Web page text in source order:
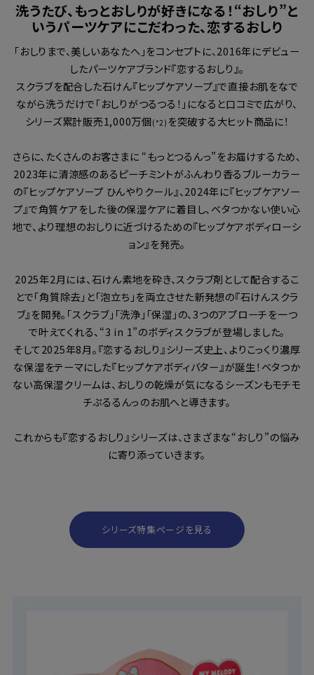
洗うたび、もっとおしりが好きになる！“おしり”と
いうパーツケアにこだわった、恋するおしり
「おしりまで、美しいあなたへ」をコンセプトに、2016年にデビュー
したパーツケアブランド『恋するおしり』。
スクラブを配合した石けん『ヒップケアソープ』で直接お肌をなで
ながら洗うだけで「おしりがつるつる！」になると口コミで広がり、
シリーズ累計販売1,000万個(*2) を突破する大ヒット商品に！
さらに、たくさんのお客さまに “もっとつるんっ”をお届けするため、
2023年に清涼感のあるピーチミントがふんわり香るブルーカラー
の『ヒップケアソープ ひんやりクール』、2024年に『ヒップケアソー
プ』で角質ケアをした後の保湿ケアに着目し、ベタつかない使い心
地で、より理想のおしりに近づけるための『ヒップケアボディローシ
ョン』を発売。
2025年2月には、石けん素地を砕き、スクラブ剤として配合するこ
とで「角質除去」と「泡立ち」を両立させた新発想の『石けんスクラ
ブ』を開発。「スクラブ」「洗浄」「保湿」の、3つのアプローチを一つ
で叶えてくれる、“3 in 1”のボディスクラブが登場しました。
そして2025年8月。『恋するおしり』シリーズ史上、よりこっくり濃厚
な保湿をテーマにした『ヒップケアボディバター』が誕生！ベタつか
ない高保湿クリームは、おしりの乾燥が気になるシーズンもモチモ
チぷるるんっのお肌へと導きます。
これからも『恋するおしり』シリーズは、さまざまな“おしり”の悩み
に寄り添っていきます。
シリーズ特集ページを見る